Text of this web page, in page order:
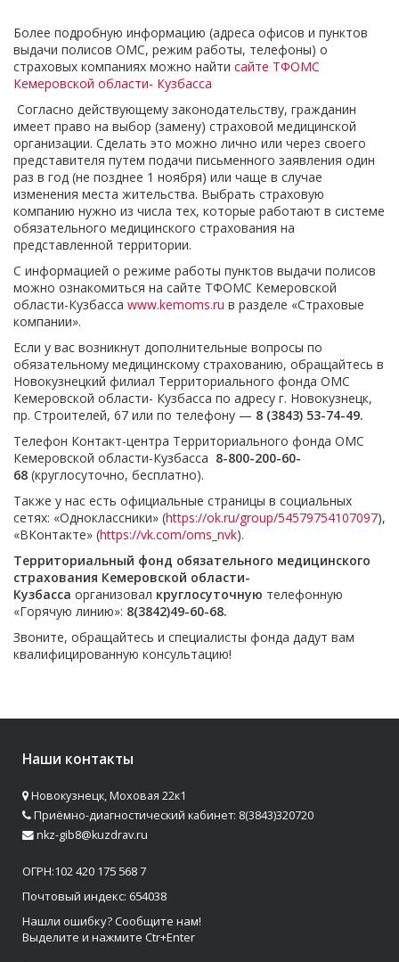
Более подробную информацию (адреса офисов и пунктов
выдачи полисов ОМС, режим работы, телефоны) о
страховых компаниях можно найти сайте ТФОМС
Кемеровской области- Кузбасса
Согласно действующему законодательству, гражданин
имеет право на выбор (замену) страховой медицинской
организации. Сделать это можно лично или через своего
представителя путем подачи письменного заявления один
раз в год (не позднее 1 ноября) или чаще в случае
изменения места жительства. Выбрать страховую
компанию нужно из числа тех, которые работают в системе
обязательного медицинского страхования на
представленной территории.
С информацией о режиме работы пунктов выдачи полисов
можно ознакомиться на сайте ТФОМС Кемеровской
области-Кузбасса www.kemoms.ru в разделе «Страховые
компании».
Если у вас возникнут дополнительные вопросы по
обязательному медицинскому страхованию, обращайтесь в
Новокузнецкий филиал Территориального фонда ОМС
Кемеровской области- Кузбасса по адресу г. Новокузнецк,
пр. Строителей, 67 или по телефону — 8 (3843) 53-74-49.
Телефон Контакт-центра Территориального фонда ОМС
Кемеровской области-Кузбасса 8-800-200-60-
68 (круглосуточно, бесплатно).
Также у нас есть официальные страницы в социальных
сетях: «Одноклассники» (https://ok.ru/group/54579754107097),
«ВКонтакте» (https://vk.com/oms_nvk).
Территориальный фонд обязательного медицинского
страхования Кемеровской области-
Кузбасса организовал круглосуточную телефонную
«Горячую линию»: 8(3842)49-60-68.
Звоните, обращайтесь и специалисты фонда дадут вам
квалифицированную консультацию!
Наши контакты
Новокузнецк, Моховая 22к1
Приёмно-диагностический кабинет: 8(3843)320720
nkz-gib8@kuzdrav.ru
ОГРН:102 420 175 568 7
Почтовый индекс: 654038
Нашли ошибку? Сообщите нам!
Выделите и нажмите Ctr+Enter